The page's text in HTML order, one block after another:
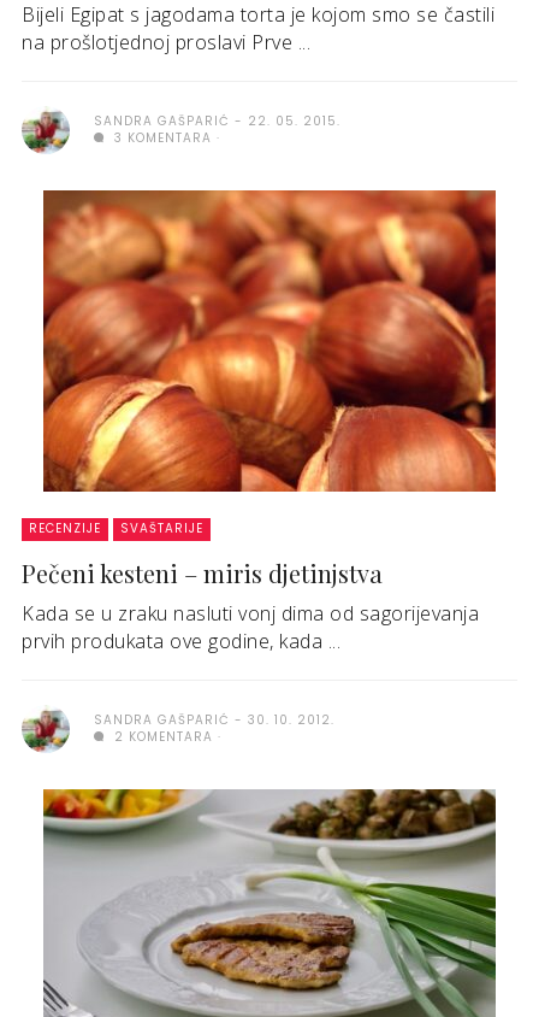
Bijeli Egipat s jagodama torta je kojom smo se častili
na prošlotjednoj proslavi Prve ...
SANDRA GAŠPARIĆ
22. 05. 2015.
3 KOMENTARA
RECENZIJE SVAŠTARIJE
Pečeni kesteni – miris djetinjstva
Kada se u zraku nasluti vonj dima od sagorijevanja
prvih produkata ove godine, kada ...
SANDRA GAŠPARIĆ
30. 10. 2012.
2 KOMENTARA